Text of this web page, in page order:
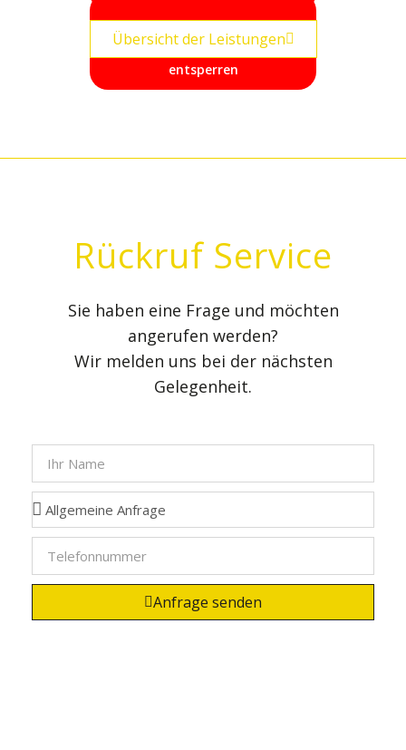
akzeptieren und Inhalte
Erforderlichen Service
akzeptieren und Inhalte
entsperren
Übersicht der Leistungen
Rückruf Service
Sie haben eine Frage und möchten
angerufen werden?
Wir melden uns bei der nächsten
Gelegenheit.
Anfrage senden